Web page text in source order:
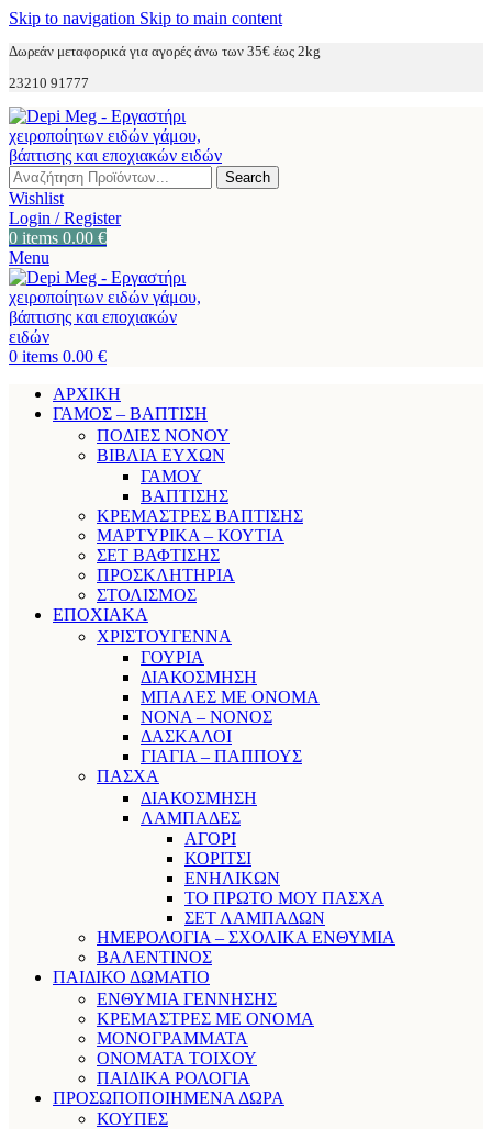
Skip to navigation Skip to main content
Δωρεάν μεταφορικά για αγορές άνω των 35€ έως 2kg
23210 91777
Search
Wishlist
Login / Register
0 items 0.00 €
Menu
0 items 0.00 €
ΑΡΧΙΚΗ
ΓΑΜΟΣ – ΒΑΠΤΙΣΗ
ΠΟΔΙΕΣ ΝΟΝΟΥ
ΒΙΒΛΙΑ ΕΥΧΩΝ
ΓΑΜΟΥ
ΒΑΠΤΙΣΗΣ
ΚΡΕΜΑΣΤΡΕΣ ΒΑΠΤΙΣΗΣ
ΜΑΡΤΥΡΙΚΑ – ΚΟΥΤΙΑ
ΣΕΤ ΒΑΦΤΙΣΗΣ
ΠΡΟΣΚΛΗΤΗΡΙΑ
ΣΤΟΛΙΣΜΟΣ
ΕΠΟΧΙΑΚΑ
ΧΡΙΣΤΟΥΓΕΝΝΑ
ΓΟΥΡΙΑ
ΔΙΑΚΟΣΜΗΣΗ
ΜΠΑΛΕΣ ΜΕ ΟΝΟΜΑ
ΝΟΝΑ – ΝΟΝΟΣ
ΔΑΣΚΑΛΟΙ
ΓΙΑΓΙΑ – ΠΑΠΠΟΥΣ
ΠΑΣΧΑ
ΔΙΑΚΟΣΜΗΣΗ
ΛΑΜΠΑΔΕΣ
ΑΓΟΡΙ
ΚΟΡΙΤΣΙ
ΕΝΗΛΙΚΩΝ
ΤΟ ΠΡΩΤΟ ΜΟΥ ΠΑΣΧΑ
ΣΕΤ ΛΑΜΠΑΔΩΝ
ΗΜΕΡΟΛΟΓΙΑ – ΣΧΟΛΙΚΑ ΕΝΘΥΜΙΑ
ΒΑΛΕΝΤΙΝΟΣ
ΠΑΙΔΙΚΟ ΔΩΜΑΤΙΟ
ΕΝΘΥΜΙΑ ΓΕΝΝΗΣΗΣ
ΚΡΕΜΑΣΤΡΕΣ ΜΕ ΟΝΟΜΑ
ΜΟΝΟΓΡΑΜΜΑΤΑ
ΟΝΟΜΑΤΑ ΤΟΙΧΟΥ
ΠΑΙΔΙΚΑ ΡΟΛΟΓΙΑ
ΠΡΟΣΩΠΟΠΟΙΗΜΕΝΑ ΔΩΡΑ
ΚΟΥΠΕΣ